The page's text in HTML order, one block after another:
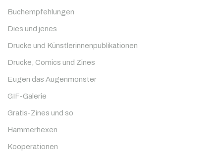
Buchempfehlungen
Dies und jenes
Drucke und Künstlerinnenpublikationen
Drucke, Comics und Zines
Eugen das Augenmonster
GIF-Galerie
Gratis-Zines und so
Hammerhexen
Kooperationen